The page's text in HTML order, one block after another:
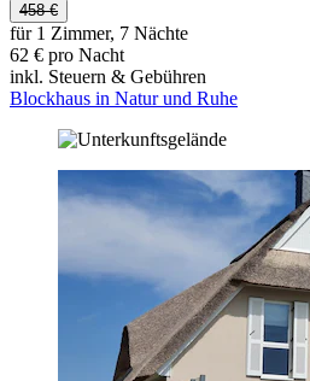
458 €
für 1 Zimmer, 7 Nächte
62 € pro Nacht
inkl. Steuern & Gebühren
Blockhaus in Natur und Ruhe